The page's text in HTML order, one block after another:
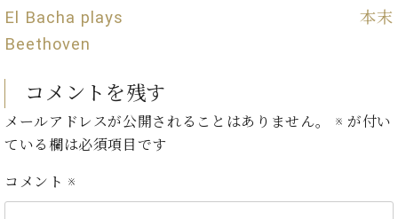
ト
ア
プ
イ
ト
ア
ノ
ご
の
展
情
ホー
スタ
ジオ
タル
ホー
El Bacha plays
Beethoven
本末
コメントを残す
メールアドレスが公開されることはありません。 ※ が付い
ている欄は必須項目です
コメント ※